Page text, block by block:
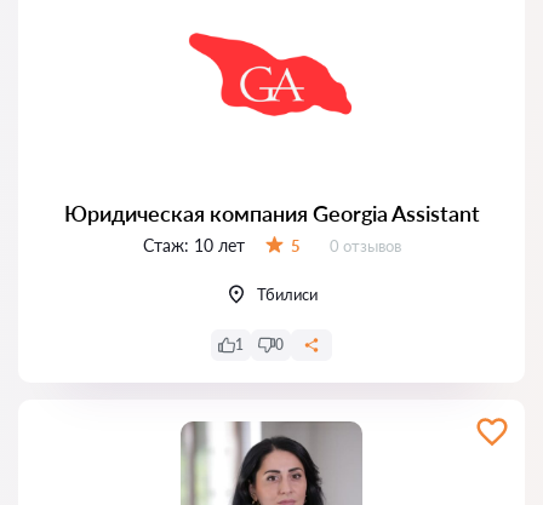
Юридическая компания Georgia Assistant
Стаж: 10 лет 5 Отзывов:
0 отзывов
Тбилиси
1 0